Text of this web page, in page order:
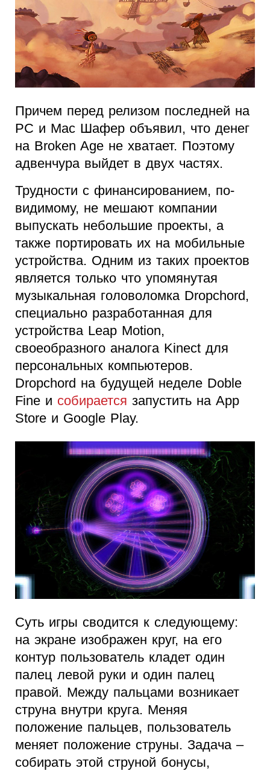
Причем перед релизом последней на
PC и Mac Шафер объявил, что денег
на Broken Age не хватает. Поэтому
адвенчура выйдет в двух частях.
Трудности с финансированием, по-
видимому, не мешают компании
выпускать небольшие проекты, а
также портировать их на мобильные
устройства. Одним из таких проектов
является только что упомянутая
музыкальная головоломка Dropchord,
специально разработанная для
устройства Leap Motion,
своеобразного аналога Kinect для
персональных компьютеров.
Dropchord на будущей неделе Doble
Fine и собирается запустить на App
Store и Google Play.
Суть игры сводится к следующему:
на экране изображен круг, на его
контур пользователь кладет один
палец левой руки и один палец
правой. Между пальцами возникает
струна внутри круга. Меняя
положение пальцев, пользователь
меняет положение струны. Задача –
собирать этой струной бонусы,